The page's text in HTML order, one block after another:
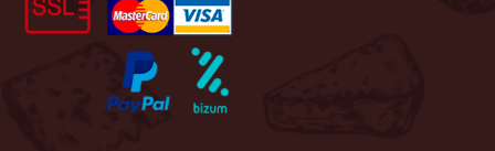
la
de
producto